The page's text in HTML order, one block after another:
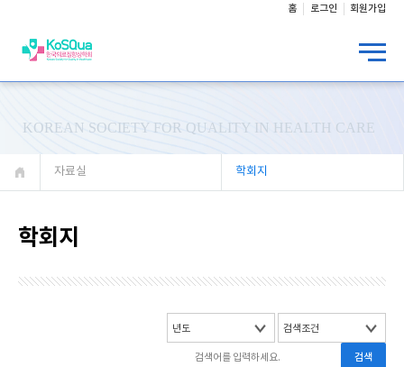
홈 로그인 회원가입
KOREAN SOCIETY FOR QUALITY IN HEALTH CARE
자료실 학회지
학회지
검색